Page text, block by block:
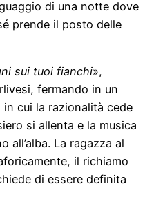
di una notte dove
prende il posto delle
sui tuoi fianchi»,
fermando in un
cui la razionalità cede
si allenta e la musica
all’alba. La ragazza al
il richiamo
di essere definita